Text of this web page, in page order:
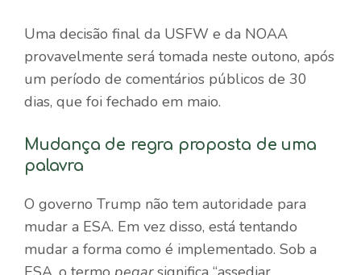
Uma decisão final da USFW e da NOAA
provavelmente será tomada neste outono, após
um período de comentários públicos de 30
dias, que foi fechado em maio.
Mudança de regra proposta de uma
palavra
O governo Trump não tem autoridade para
mudar a ESA. Em vez disso, está tentando
mudar a forma como é implementado. Sob a